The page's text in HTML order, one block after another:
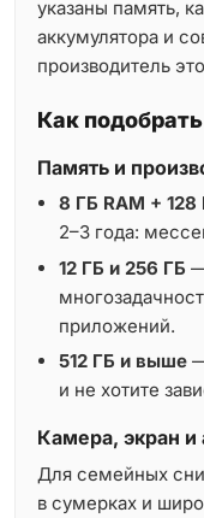
указаны память,
аккумулятора и
производитель
Как
Память и
8 ГБ RAM + 128
2–3 года:
12 ГБ и 256 ГБ
приложений.
512 ГБ и выше
и не хотите
Камера, экран и
Для семейных
в сумерках и